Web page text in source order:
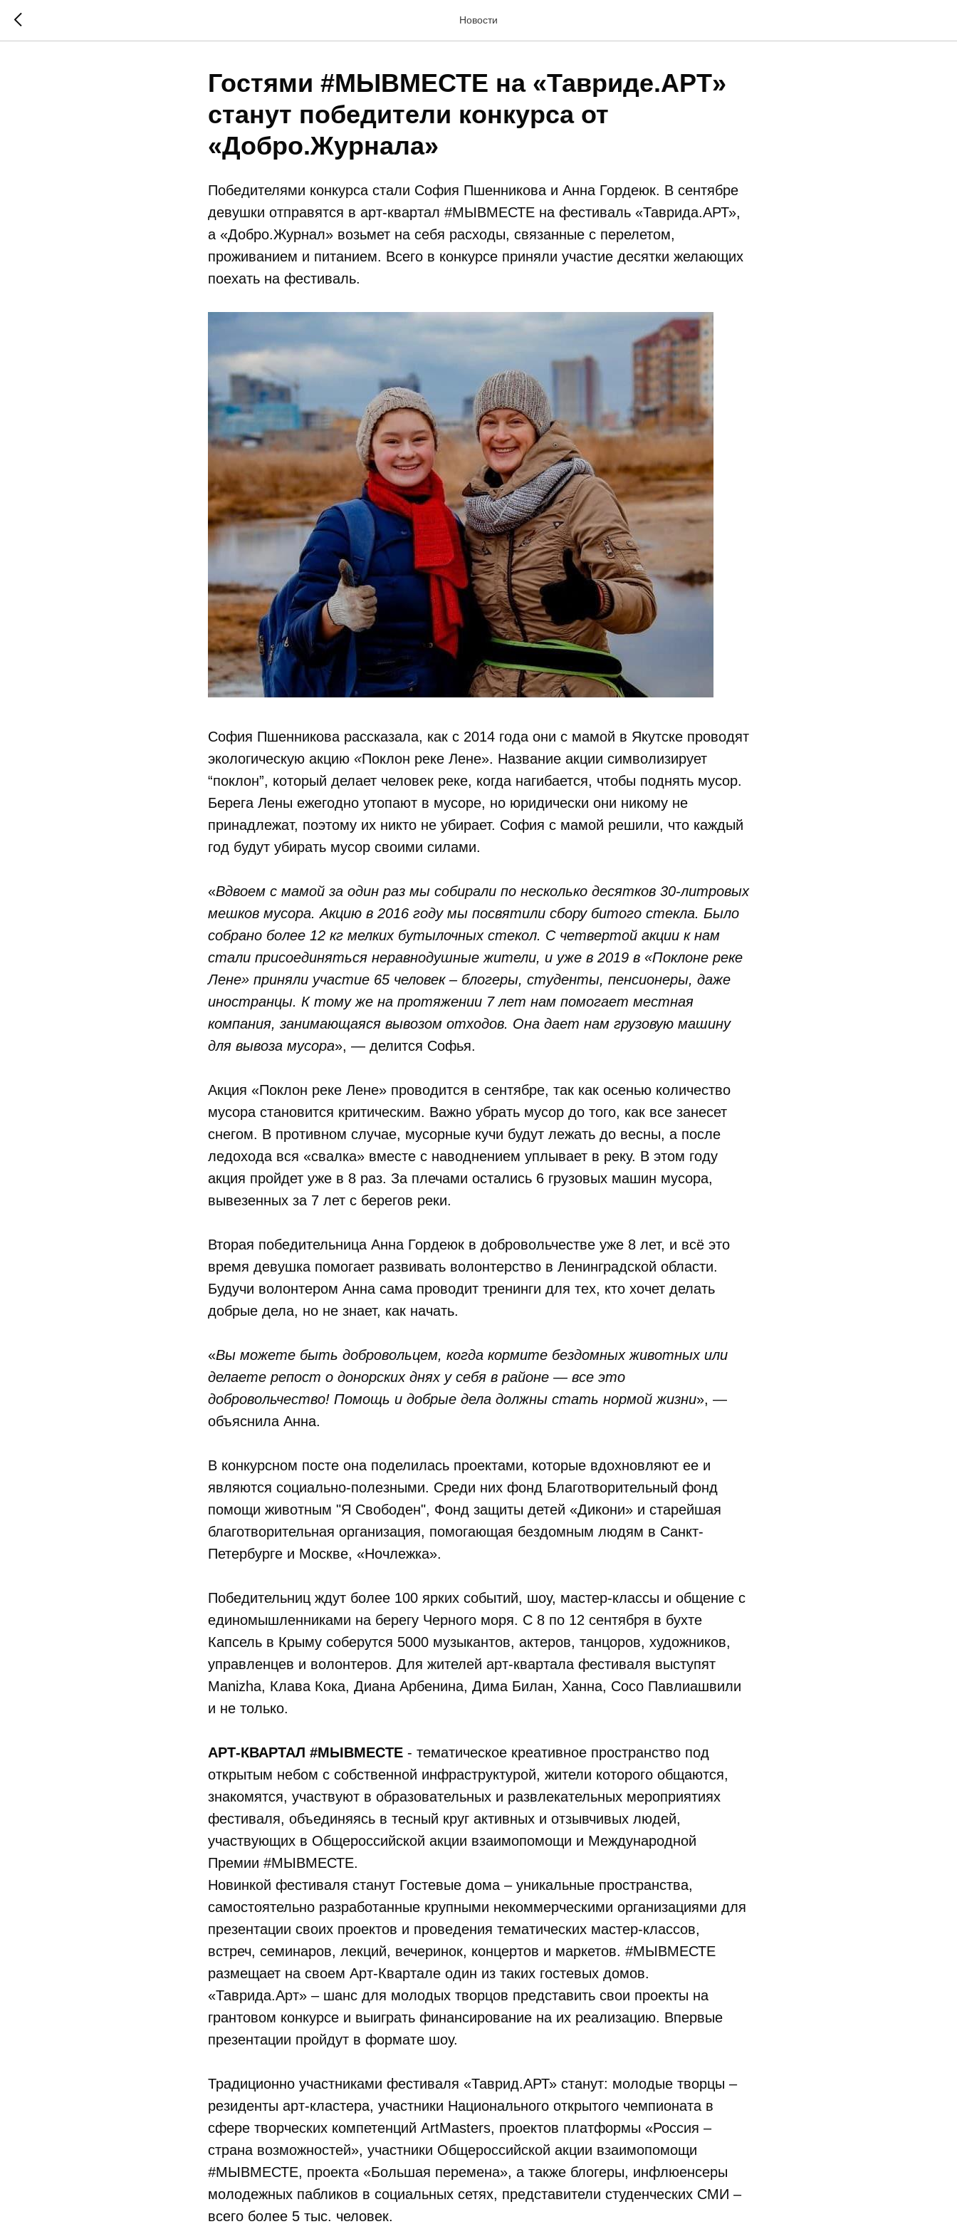
Новости
Гостями #МЫВМЕСТЕ на «Тавриде.АРТ»
станут победители конкурса от
«Добро.Журнала»
Победителями конкурса стали София Пшенникова и Анна Гордеюк. В сентябре
девушки отправятся в арт-квартал #МЫВМЕСТЕ на фестиваль «Таврида.АРТ»,
а «Добро.Журнал» возьмет на себя расходы, связанные с перелетом,
проживанием и питанием. Всего в конкурсе приняли участие десятки желающих
поехать на фестиваль.
София Пшенникова рассказала, как с 2014 года они с мамой в Якутске проводят
экологическую акцию «Поклон реке Лене». Название акции символизирует
“поклон”, который делает человек реке, когда нагибается, чтобы поднять мусор.
Берега Лены ежегодно утопают в мусоре, но юридически они никому не
принадлежат, поэтому их никто не убирает. София с мамой решили, что каждый
год будут убирать мусор своими силами.
«Вдвоем с мамой за один раз мы собирали по несколько десятков 30-литровых
мешков мусора. Акцию в 2016 году мы посвятили сбору битого стекла. Было
собрано более 12 кг мелких бутылочных стекол. С четвертой акции к нам
стали присоединяться неравнодушные жители, и уже в 2019 в «Поклоне реке
Лене» приняли участие 65 человек – блогеры, студенты, пенсионеры, даже
иностранцы. К тому же на протяжении 7 лет нам помогает местная
компания, занимающаяся вывозом отходов. Она дает нам грузовую машину
для вывоза мусора», — делится Софья.
Акция «Поклон реке Лене» проводится в сентябре, так как осенью количество
мусора становится критическим. Важно убрать мусор до того, как все занесет
снегом. В противном случае, мусорные кучи будут лежать до весны, а после
ледохода вся «свалка» вместе с наводнением уплывает в реку. В этом году
акция пройдет уже в 8 раз. За плечами остались 6 грузовых машин мусора,
вывезенных за 7 лет с берегов реки.
Вторая победительница Анна Гордеюк в добровольчестве уже 8 лет, и всё это
время девушка помогает развивать волонтерство в Ленинградской области.
Будучи волонтером Анна сама проводит тренинги для тех, кто хочет делать
добрые дела, но не знает, как начать.
«Вы можете быть добровольцем, когда кормите бездомных животных или
делаете репост о донорских днях у себя в районе — все это
добровольчество! Помощь и добрые дела должны стать нормой жизни», —
объяснила Анна.
В конкурсном посте она поделилась проектами, которые вдохновляют ее и
являются социально-полезными. Среди них фонд Благотворительный фонд
помощи животным "Я Свободен", Фонд защиты детей «Дикони» и старейшая
благотворительная организация, помогающая бездомным людям в Санкт-
Петербурге и Москве, «Ночлежка».
Победительниц ждут более 100 ярких событий, шоу, мастер-классы и общение с
единомышленниками на берегу Черного моря. С 8 по 12 сентября в бухте
Капсель в Крыму соберутся 5000 музыкантов, актеров, танцоров, художников,
управленцев и волонтеров. Для жителей арт-квартала фестиваля выступят
Manizha, Клава Кока, Диана Арбенина, Дима Билан, Ханна, Сосо Павлиашвили
и не только.
АРТ-КВАРТАЛ #МЫВМЕСТЕ - тематическое креативное пространство под
открытым небом с собственной инфраструктурой, жители которого общаются,
знакомятся, участвуют в образовательных и развлекательных мероприятиях
фестиваля, объединяясь в тесный круг активных и отзывчивых людей,
участвующих в Общероссийской акции взаимопомощи и Международной
Премии #МЫВМЕСТЕ.
Новинкой фестиваля станут Гостевые дома – уникальные пространства,
самостоятельно разработанные крупными некоммерческими организациями для
презентации своих проектов и проведения тематических мастер-классов,
встреч, семинаров, лекций, вечеринок, концертов и маркетов. #МЫВМЕСТЕ
размещает на своем Арт-Квартале один из таких гостевых домов.
«Таврида.Арт» – шанс для молодых творцов представить свои проекты на
грантовом конкурсе и выиграть финансирование на их реализацию. Впервые
презентации пройдут в формате шоу.
Традиционно участниками фестиваля «Таврид.АРТ» станут: молодые творцы –
резиденты арт-кластера, участники Национального открытого чемпионата в
сфере творческих компетенций ArtMasters, проектов платформы «Россия –
страна возможностей», участники Общероссийской акции взаимопомощи
#МЫВМЕСТЕ, проекта «Большая перемена», а также блогеры, инфлюенсеры
молодежных пабликов в социальных сетях, представители студенческих СМИ –
всего более 5 тыс. человек.